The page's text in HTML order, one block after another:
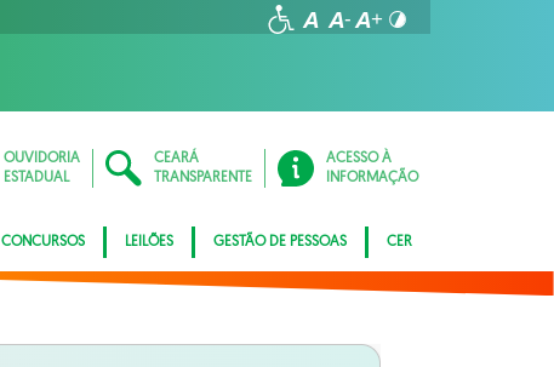
OUVIDORIA
ESTADUAL
CEARÁ
TRANSPARENTE
ACESSO À
INFORMAÇÃO
CONCURSOS LEILÕES GESTÃO DE PESSOAS CER